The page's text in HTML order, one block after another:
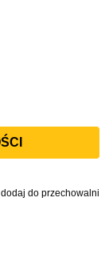
dodaj do przechowalni